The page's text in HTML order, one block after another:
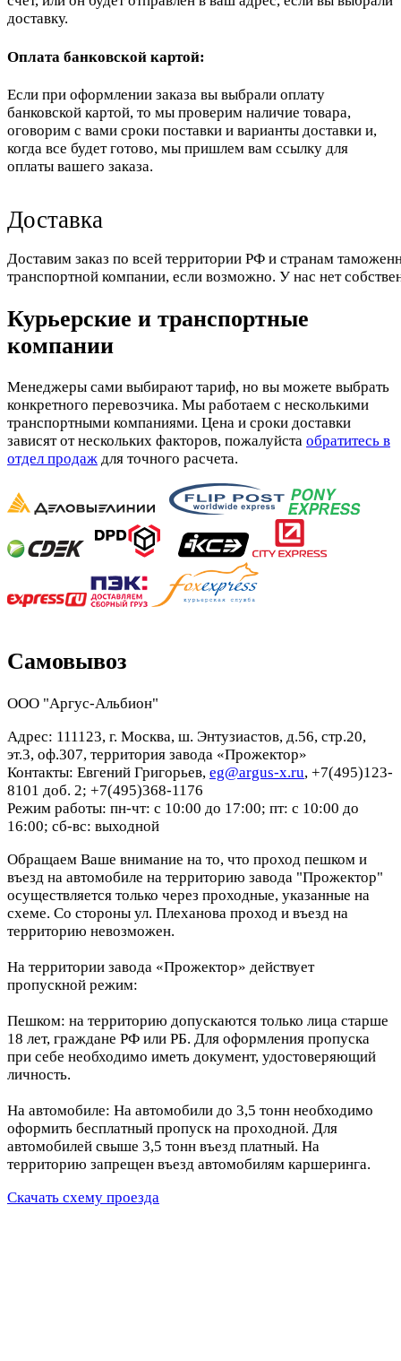
доставку.
Оплата банковской картой:
Если при оформлении заказа вы выбрали оплату
банковской картой, то мы проверим наличие товара,
оговорим с вами сроки поставки и варианты доставки и,
когда все будет готово, мы пришлем вам ссылку для
оплаты вашего заказа.
Доставка
Доставим заказ по всей территории РФ и странам
транспортной компании, если возможно. У нас нет
Курьерские и транспортные
компании
Менеджеры сами выбирают тариф, но вы можете выбрать
конкретного перевозчика. Мы работаем с несколькими
транспортными компаниями. Цена и сроки доставки
зависят от нескольких факторов, пожалуйста обратитесь в
отдел продаж для точного расчета.
Самовывоз
ООО "Аргус-Альбион"
Адрес: 111123, г. Москва, ш. Энтузиастов, д.56, стр.20,
эт.3, оф.307, территория завода «Прожектор»
Контакты: Евгений Григорьев, eg@argus-x.ru, +7(495)123-
8101 доб. 2; +7(495)368-1176
Режим работы: пн-чт: с 10:00 до 17:00; пт: с 10:00 до
16:00; сб-вс: выходной
Обращаем Ваше внимание на то, что проход пешком и
въезд на автомобиле на территорию завода "Прожектор"
осуществляется только через проходные, указанные на
схеме. Со стороны ул. Плеханова проход и въезд на
территорию невозможен.
На территории завода «Прожектор» действует
пропускной режим:
Пешком: на территорию допускаются только лица старше
18 лет, граждане РФ или РБ. Для оформления пропуска
при себе необходимо иметь документ, удостоверяющий
личность.
На автомобиле: На автомобили до 3,5 тонн необходимо
оформить бесплатный пропуск на проходной. Для
автомобилей свыше 3,5 тонн въезд платный. На
территорию запрещен въезд автомобилям каршеринга.
Скачать схему проезда